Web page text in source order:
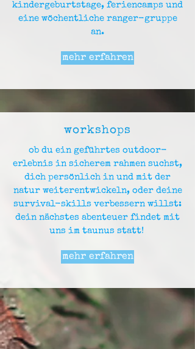
kindergeburtstage, feriencamps und
eine wöchentliche ranger-gruppe
an.
mehr erfahren
workshops
ob du ein geführtes outdoor-
erlebnis in sicherem rahmen suchst,
dich persönlich in und mit der
natur weiterentwickeln, oder deine
survival-skills verbessern willst:
dein nächstes abenteuer findet mit
uns im taunus statt!
mehr erfahren